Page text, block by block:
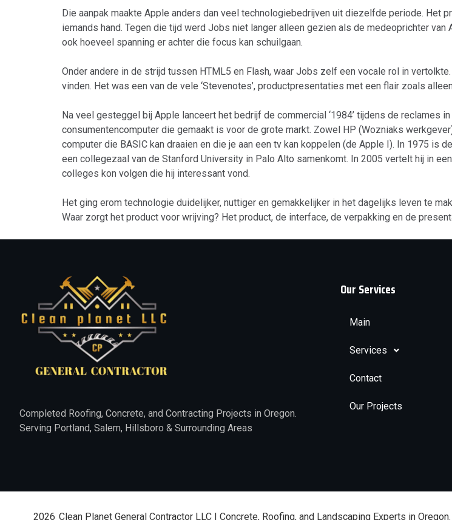
Die aanpak maakte Apple anders dan veel technologiebedrijven uit diezelfde periode. Het
iemands hand. Tegen die tijd werd Jobs niet langer alleen gezien als de medeoprichter
ook hoeveel spanning er achter die focus kan schuilgaan.
Onder andere in de strijd tussen HTML5 en Flash, waar Jobs zelf een vocale rol in
vinden. Het was een van de vele ‘Stevenotes’, productpresentaties met een flair zoals
Na veel gesteggel bij Apple lanceert het bedrijf de commercial ‘1984’ tijdens de reclames
consumentencomputer die gemaakt is voor de grote markt. Zowel HP (Wozniaks
computer die BASIC kan draaien en die je aan een tv kan koppelen (de Apple I). In 1975 is
een collegezaal van de Stanford University in Palo Alto samenkomt. In 2005 vertelt hij in
colleges kon volgen die hij interessant vond.
Het ging erom technologie duidelijker, nuttiger en gemakkelijker in het dagelijks leven te
Waar zorgt het product voor wrijving? Het product, de interface, de verpakking en de
Completed Roofing, Concrete, and Contracting Projects in Oregon.
Serving Portland, Salem, Hillsboro & Surrounding Areas
Our Services
Main
Services
Contact
Our Projects
2026 Clean Planet General Contractor LLC | Concrete, Roofing, and Landscaping Experts in Oregon.